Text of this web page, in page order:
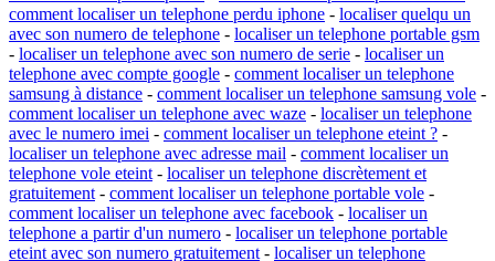
comment localiser un telephone perdu iphone - localiser quelqu un
avec son numero de telephone - localiser un telephone portable gsm
- localiser un telephone avec son numero de serie - localiser un
telephone avec compte google - comment localiser un telephone
samsung à distance - comment localiser un telephone samsung vole -
comment localiser un telephone avec waze - localiser un telephone
avec le numero imei - comment localiser un telephone eteint ? -
localiser un telephone avec adresse mail - comment localiser un
telephone vole eteint - localiser un telephone discrètement et
gratuitement - comment localiser un telephone portable vole -
comment localiser un telephone avec facebook - localiser un
telephone a partir d'un numero - localiser un telephone portable
eteint avec son numero gratuitement - localiser un telephone